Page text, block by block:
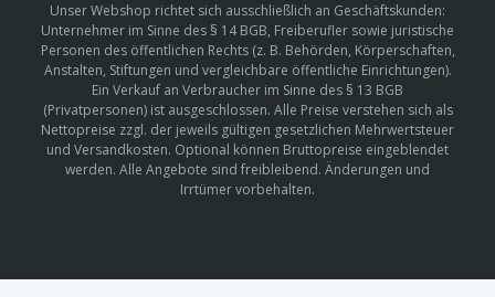
Unser Webshop richtet sich ausschließlich an Geschäftskunden:
Unternehmer im Sinne des § 14 BGB, Freiberufler sowie juristische
Personen des öffentlichen Rechts (z. B. Behörden, Körperschaften,
Anstalten, Stiftungen und vergleichbare öffentliche Einrichtungen).
Ein Verkauf an Verbraucher im Sinne des § 13 BGB
(Privatpersonen) ist ausgeschlossen. Alle Preise verstehen sich als
Nettopreise zzgl. der jeweils gültigen gesetzlichen Mehrwertsteuer
und Versandkosten. Optional können Bruttopreise eingeblendet
werden. Alle Angebote sind freibleibend. Änderungen und
Irrtümer vorbehalten.